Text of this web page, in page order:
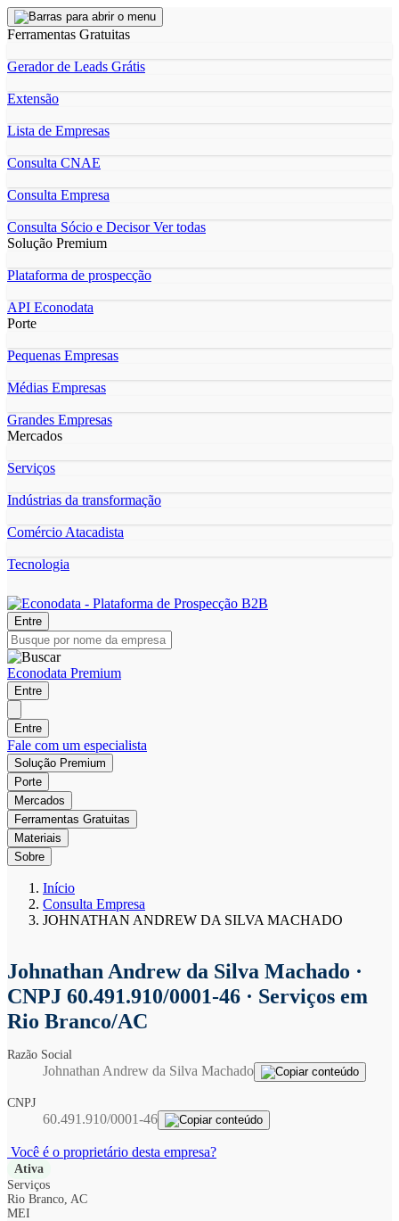
Ferramentas Gratuitas
Gerador de Leads Grátis
Extensão
Lista de Empresas
Consulta CNAE
Consulta Empresa
Consulta Sócio e DecisorVer todas
Solução Premium
Plataforma de prospecção
API Econodata
Porte
Pequenas Empresas
Médias Empresas
Grandes Empresas
Mercados
Serviços
Indústrias da transformação
Comércio Atacadista
Tecnologia
Entre
Econodata Premium
Entre
Entre
Fale com um especialista
Solução Premium
Porte
Mercados
Ferramentas Gratuitas
Materiais
Sobre
Início
Consulta Empresa
JOHNATHAN ANDREW DA SILVA MACHADO
Johnathan Andrew da Silva Machado ·
CNPJ 60.491.910/0001-46 · Serviços em
Rio Branco/AC
Razão Social
Johnathan Andrew da Silva Machado
CNPJ
60.491.910/0001-46
Você é o proprietário desta empresa?
Ativa
Serviços
Rio Branco, AC
MEI